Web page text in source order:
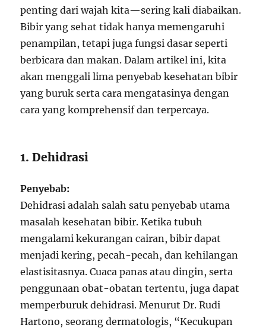
penting dari wajah kita—sering kali diabaikan.
Bibir yang sehat tidak hanya memengaruhi
penampilan, tetapi juga fungsi dasar seperti
berbicara dan makan. Dalam artikel ini, kita
akan menggali lima penyebab kesehatan bibir
yang buruk serta cara mengatasinya dengan
cara yang komprehensif dan terpercaya.
1. Dehidrasi
Penyebab:
Dehidrasi adalah salah satu penyebab utama
masalah kesehatan bibir. Ketika tubuh
mengalami kekurangan cairan, bibir dapat
menjadi kering, pecah-pecah, dan kehilangan
elastisitasnya. Cuaca panas atau dingin, serta
penggunaan obat-obatan tertentu, juga dapat
memperburuk dehidrasi. Menurut Dr. Rudi
Hartono, seorang dermatologis, “Kecukupan